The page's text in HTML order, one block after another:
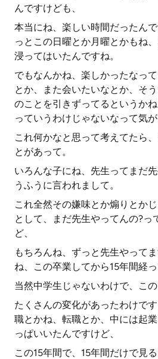
んですけども、
本当にね、楽しい時間だったん
っとこの日曜とか月曜とかもね
浸ってはいたんですね。
でもなんかね、楽しかったなっ
とか、また会いたいなとか、そ
のことを引きずってるというか
っていうわけじゃないなって気が
これ何かなと思って考えてたら
とがあって。
いろんな子にね、先生ってまだ
うふうに言われまして。
これ全然その嫌味とか煽りとか
として、まだ先生やってんの?っ
ど、
もちろんね、ずっと先生やって
ね、この卒業してから15年間経っ
当然中学生じゃないわけで、こ
たくさんの変化があったわけで
職とかね、転職とか、中には起
っぱいいたんですけど、
この15年間で、15年間だけで見